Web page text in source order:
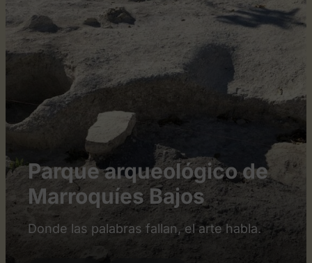
Parque arqueológico de
Marroquíes Bajos
Donde las palabras fallan, el arte habla.